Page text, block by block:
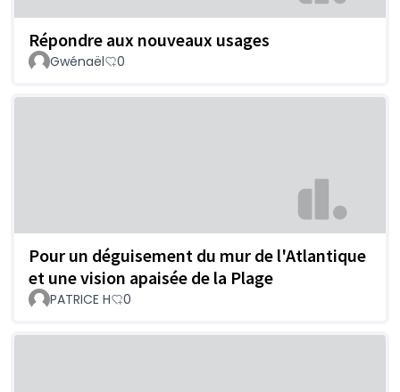
Répondre aux nouveaux usages
Gwénaël 0
Pour un déguisement du mur de l'Atlantique
et une vision apaisée de la Plage
PATRICE H 0